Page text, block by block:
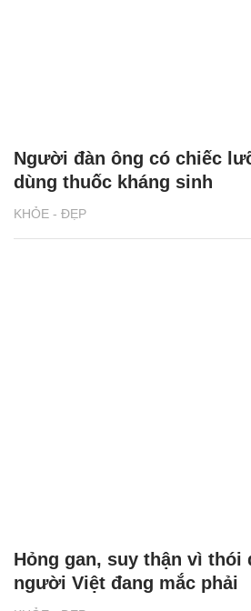
KHỎE - ĐẸP
Người đàn ông có chiếc
dùng thuốc kháng sinh
Hỏng gan, suy thận vì thói
người Việt đang mắc phải